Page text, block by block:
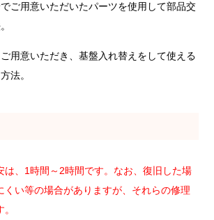
ご用意いただいたパーツを使用して部品交
用意いただき、基盤入れ替えをして使える
法。
は、1時間～2時間です。なお、復旧した場
くい等の場合がありますが、それらの修理